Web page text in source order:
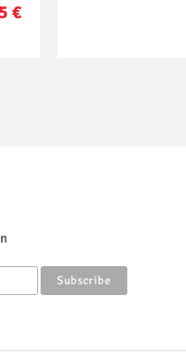
€